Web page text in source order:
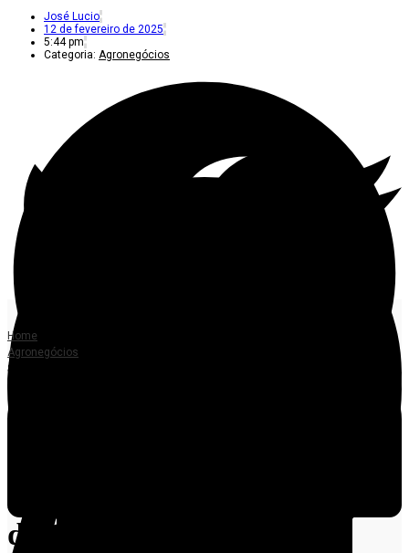
José Lucio
12 de fevereiro de 2025
5:44 pm
Categoria: Agronegócios
Home
Agronegócios
Sindicato Rural de Alta Floresta realizará a 6ª edição do evento “Mulheres do
MULHERES DO AGRO
Floresta realizará a 6ª edição
do evento “Mulheres do